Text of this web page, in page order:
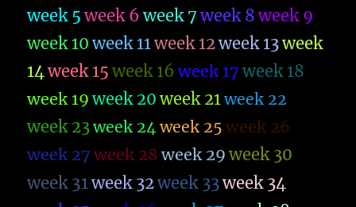
week 5 week 6 week 7 week 8 week 9
week 10 week 11week 12week 13week
14week 15 week 16 week 17 week 18
week 19 week 20 week 21week 22
week 23week 24week 25 week 26
week 27 week 28 week 29 week 30
week 31week 32week 33week 34